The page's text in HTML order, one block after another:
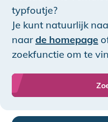
typfoutje?
Je kunt natuurlijk
naarde homepage
zoekfunctie om te